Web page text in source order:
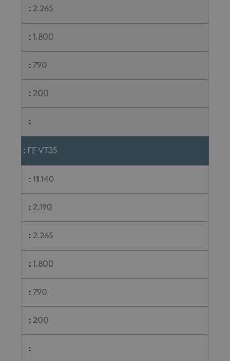
2.265
1.800
790
200
FE VT35
11.140
2.190
2.265
1.800
790
200